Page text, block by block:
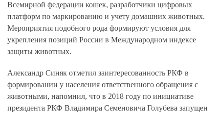
Всемирной федерации кошек, разработчики цифровых
платформ по маркированию и учету домашних животных.
Мероприятия подобного рода формируют условия для
укрепления позиций России в Международном индексе
защиты животных.
Александр Синяк отметил заинтересованность РКФ в
формировании у населения ответственного обращения с
животными, напомнил, что в 2018 году по инициативе
президента РКФ Владимира Семеновича Голубева запущен